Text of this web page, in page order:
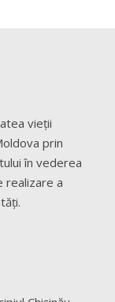
vieții
prin
în vederea
a
Chișinău,